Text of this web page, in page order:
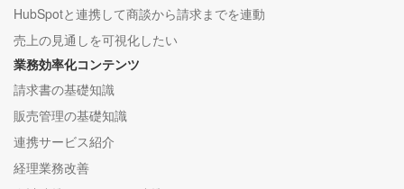
HubSpotと連携して商談から請求までを連動
売上の見通しを可視化したい
業務効率化コンテンツ
請求書の基礎知識
販売管理の基礎知識
連携サービス紹介
経理業務改善